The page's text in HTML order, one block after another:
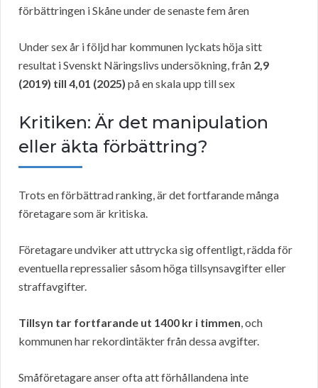
förbättringen i Skåne under de senaste fem åren
Under sex år i följd har kommunen lyckats höja sitt
resultat i Svenskt Näringslivs undersökning, från 2,9
(2019) till 4,01 (2025) på en skala upp till sex
Kritiken: Är det manipulation
eller äkta förbättring?
Trots en förbättrad ranking, är det fortfarande många
företagare som är kritiska.
Företagare undviker att uttrycka sig offentligt, rädda för
eventuella repressalier såsom höga tillsynsavgifter eller
straffavgifter.
Tillsyn tar fortfarande ut 1400 kr i timmen, och
kommunen har rekordintäkter från dessa avgifter.
Småföretagare anser ofta att förhållandena inte